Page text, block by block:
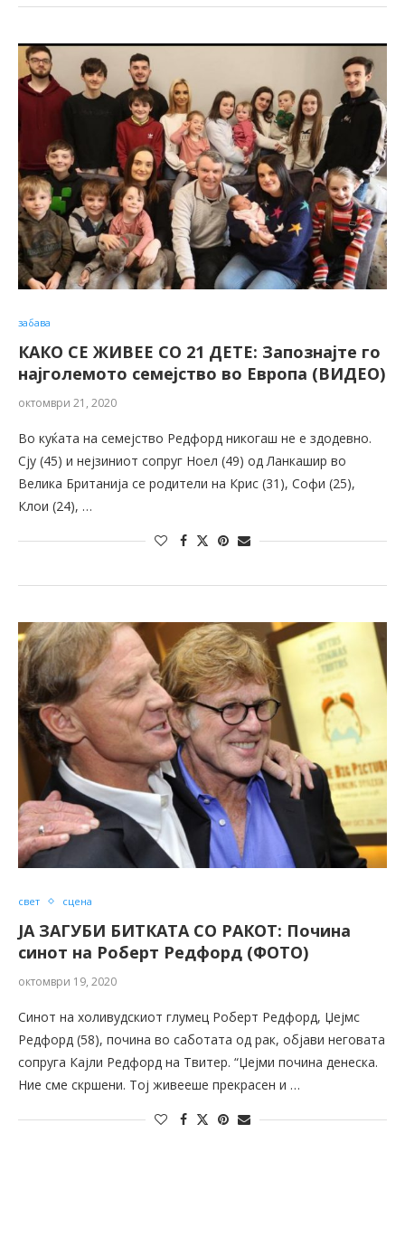
забава
КАКО СЕ ЖИВЕЕ СО 21 ДЕТЕ: Запознајте го
најголемото семејство во Европа (ВИДЕО)
октомври 21, 2020
Во куќата на семејство Редфорд никогаш не е здодевно.
Сју (45) и нејзиниот сопруг Ноел (49) од Ланкашир во
Велика Британија се родители на Крис (31), Софи (25),
Клои (24), …
свет сцена
ЈА ЗАГУБИ БИТКАТА СО РАКОТ: Почина
синот на Роберт Редфорд (ФОТО)
октомври 19, 2020
Синот на холивудскиот глумец Роберт Редфорд, Џејмс
Редфорд (58), почина во саботата од рак, објави неговата
сопруга Кајли Редфорд на Твитер. “Џејми почина денеска.
Ние сме скршени. Тој живееше прекрасен и …